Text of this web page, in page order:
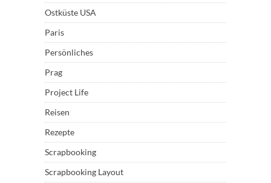
Ostküste USA
Paris
Persönliches
Prag
Project Life
Reisen
Rezepte
Scrapbooking
Scrapbooking Layout